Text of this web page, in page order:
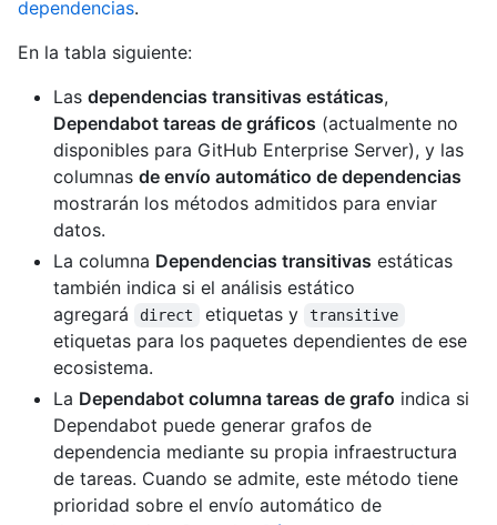
dependencias.
En la tabla siguiente:
Las dependencias transitivas estáticas,
Dependabot tareas de gráficos (actualmente no
disponibles para GitHub Enterprise Server), y las
columnas de envío automático de dependencias
mostrarán los métodos admitidos para enviar
datos.
La columna Dependencias transitivas estáticas
también indica si el análisis estático
agregará
direct etiquetas y transitive
etiquetas para los paquetes dependientes de ese
ecosistema.
La Dependabot columna tareas de grafo indica si
Dependabot puede generar grafos de
dependencia mediante su propia infraestructura
de tareas. Cuando se admite, este método tiene
prioridad sobre el envío automático de